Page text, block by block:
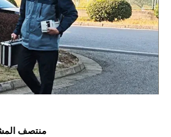
منتصف